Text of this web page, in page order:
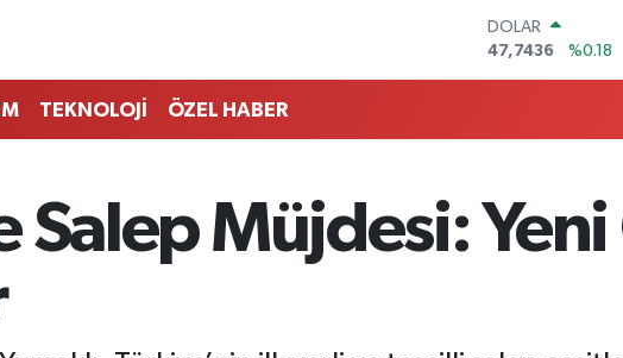
DOLAR
47,7436
%0.18
BİST100
13.779
TEKNOLOJİ ÖZEL HABER
Salep Müjdesi: